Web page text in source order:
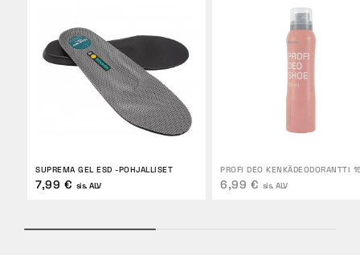
SUPREMA GEL ESD -POHJALLISET
7,99 € sis. ALV
PROFI DEO KENKÄDEODORANTTI
6,99 € sis. ALV